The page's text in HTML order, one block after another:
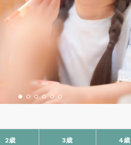
2歳 3歳 4歳